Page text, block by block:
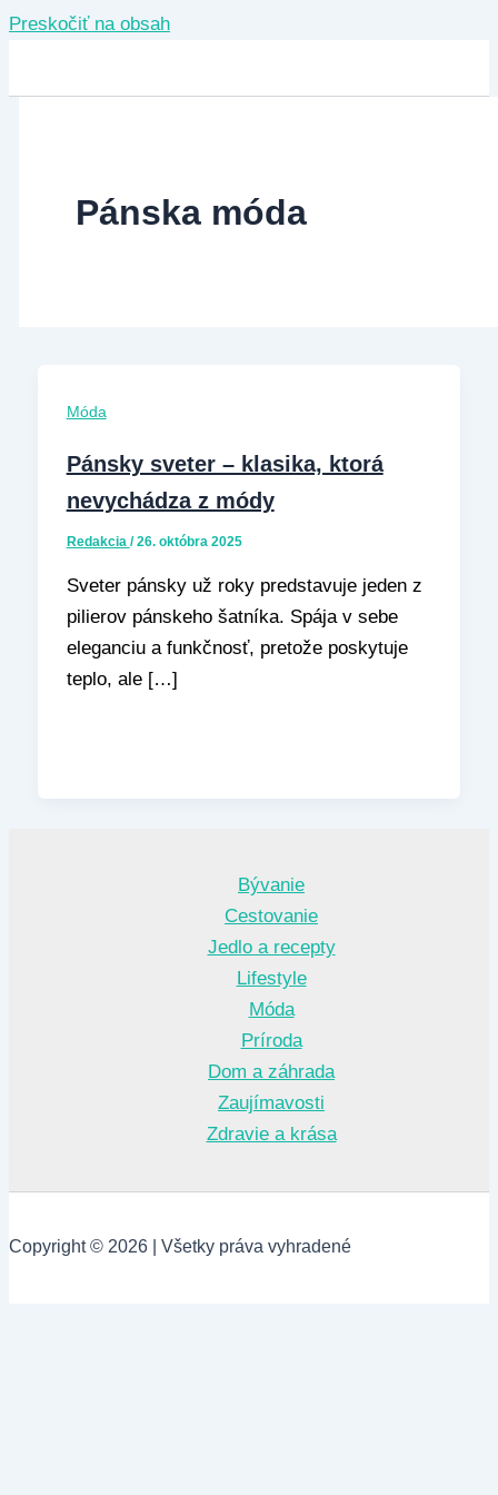
Preskočiť na obsah
Pánska móda
Móda
Pánsky sveter – klasika, ktorá
nevychádza z módy
Redakcia /26. októbra 2025
Sveter pánsky už roky predstavuje jeden z
pilierov pánskeho šatníka. Spája v sebe
eleganciu a funkčnosť, pretože poskytuje
teplo, ale […]
Bývanie
Cestovanie
Jedlo a recepty
Lifestyle
Móda
Príroda
Dom a záhrada
Zaujímavosti
Zdravie a krása
Copyright © 2026 | Všetky práva vyhradené